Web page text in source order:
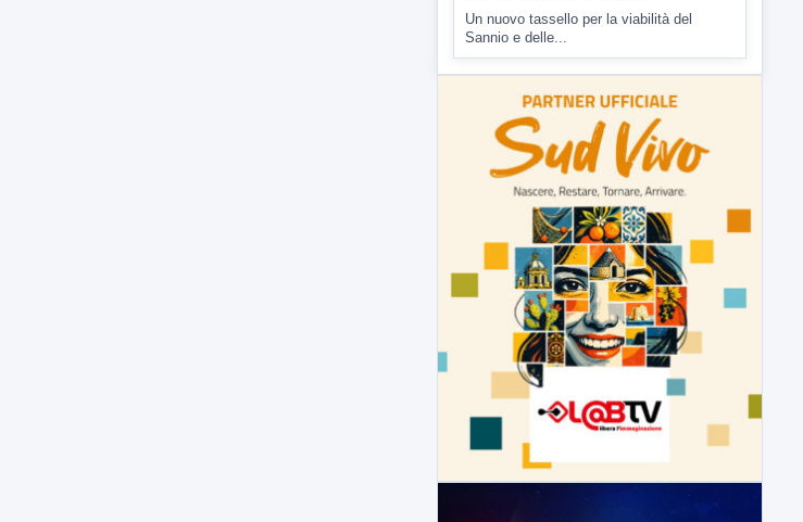
ATTUALITÀ
Inaugurato il nuovo tratto della
SS212 Variante Fortorina
Un nuovo tassello per la viabilità del
Sannio e delle...